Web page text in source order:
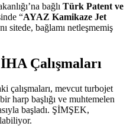
bağlı Türk Patent ve
“AYAZ Kamikaze Jet
sitede, bağlamı netleşmemiş
Çalışmaları
çalışmaları, mevcut turbojet
harp başlığı ve muhtemelen
başladı. ŞİMŞEK,